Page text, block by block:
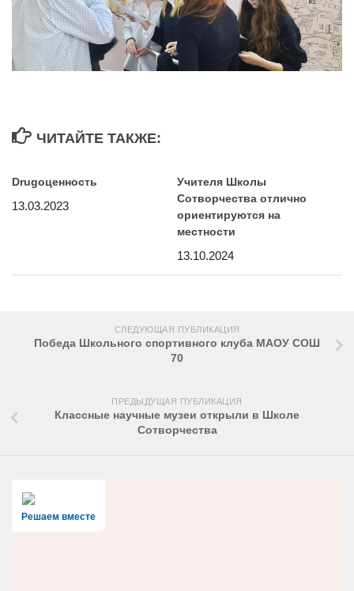
ЧИТАЙТЕ ТАКЖЕ:
Drugoценность
13.03.2023
Учителя Школы
Сотворчества отлично
ориентируются на
местности
13.10.2024
СЛЕДУЮЩАЯ ПУБЛИКАЦИЯ
Победа Школьного спортивного клуба МАОУ СОШ
70
ПРЕДЫДУЩАЯ ПУБЛИКАЦИЯ
Классные научные музеи открыли в Школе
Сотворчества
Решаем вместе